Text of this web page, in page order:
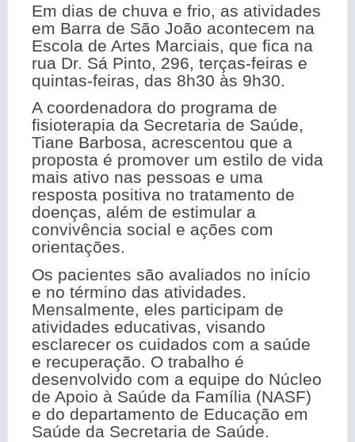
Em dias de chuva e frio, as atividades
em Barra de São João acontecem na
Escola de Artes Marciais, que fica na
rua Dr. Sá Pinto, 296, terças-feiras e
quintas-feiras, das 8h30 às 9h30.
A coordenadora do programa de
fisioterapia da Secretaria de Saúde,
Tiane Barbosa, acrescentou que a
proposta é promover um estilo de vida
mais ativo nas pessoas e uma
resposta positiva no tratamento de
doenças, além de estimular a
convivência social e ações com
orientações.
Os pacientes são avaliados no início
e no término das atividades.
Mensalmente, eles participam de
atividades educativas, visando
esclarecer os cuidados com a saúde
e recuperação. O trabalho é
desenvolvido com a equipe do Núcleo
de Apoio à Saúde da Família (NASF)
e do departamento de Educação em
Saúde da Secretaria de Saúde.